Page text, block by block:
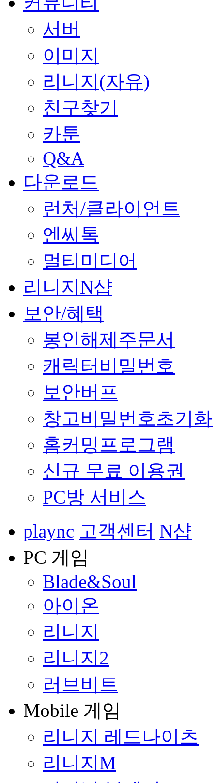
서버
이미지
리니지(자유)
친구찾기
카툰
Q&A
다운로드
런처/클라이언트
엔씨톡
멀티미디어
리니지N샵
보안/혜택
봉인해제주문서
캐릭터비밀번호
보안버프
창고비밀번호초기화
홈커밍프로그램
신규 무료 이용권
PC방 서비스
plaync 고객센터 N샵
PC 게임
Blade&Soul
아이온
리니지
리니지2
러브비트
Mobile 게임
리니지 레드나이츠
리니지M